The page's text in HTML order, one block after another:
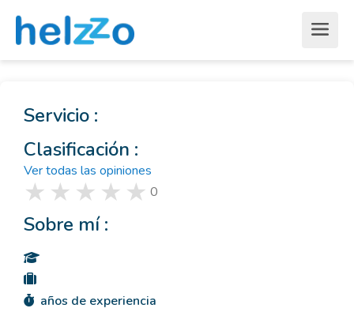
Servicio :
Clasificación :
Ver todas las opiniones
0
Sobre mí :
años de experiencia